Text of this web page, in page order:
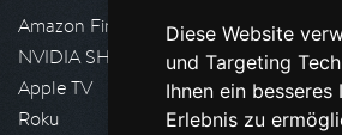
Diese Website
und Targeting
Ihnen ein besseres
Erlebnis zu
Amazon FireTV
NVIDIA SHIELD, Google TV
Apple TV
Roku